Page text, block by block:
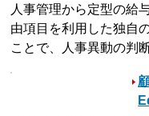
人事管理から定型の給
由項目を利用した独自
ことで、人事異動の判